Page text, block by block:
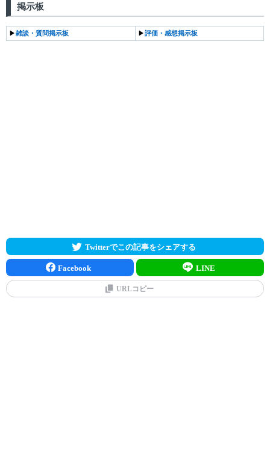
掲示板
▶︎雑談・質問掲示板 ▶︎評価・感想掲示板
Twitterでこの記事をシェアする
Facebook LINE
URLコピー